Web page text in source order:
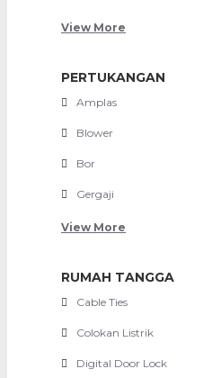
View More
PERTUKANGAN
Amplas
Blower
Bor
Gergaji
View More
RUMAH TANGGA
Cable Ties
Colokan Listrik
Digital Door Lock